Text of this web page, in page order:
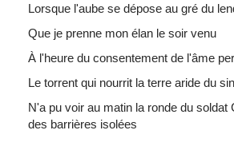
Lorsque l'aube se dépose au gré du
Que je prenne mon élan le soir venu
À l'heure du consentement de l'âme
Le torrent qui nourrit la terre aride du
N'a pu voir au matin la ronde du soldat
des barrières isolées